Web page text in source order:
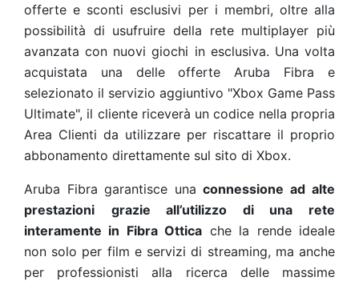
offerte e sconti esclusivi per i membri, oltre alla
possibilità di usufruire della rete multiplayer più
avanzata con nuovi giochi in esclusiva. Una volta
acquistata una delle offerte Aruba Fibra e
selezionato il servizio aggiuntivo "Xbox Game Pass
Ultimate", il cliente riceverà un codice nella propria
Area Clienti da utilizzare per riscattare il proprio
abbonamento direttamente sul sito di Xbox.
Aruba Fibra garantisce una connessione ad alte
prestazioni
grazie all’utilizzo di una rete
interamente in Fibra Ottica che la rende ideale
non solo per film e servizi di streaming, ma anche
per professionisti alla ricerca delle massime